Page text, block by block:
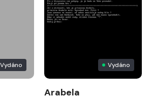
Vydáno Vydáno
Arabela